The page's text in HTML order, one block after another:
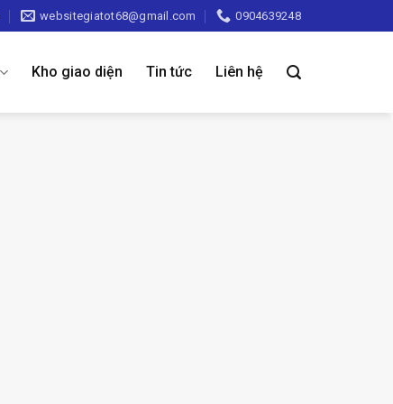
websitegiatot68@gmail.com 0904639248
Kho giao diện Tin tức Liên hệ